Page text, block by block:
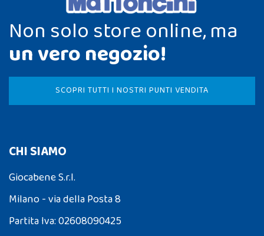
Non solo store online, ma
un vero negozio!
SCOPRI TUTTI I NOSTRI PUNTI VENDITA
CHI SIAMO
Giocabene S.r.l.
Milano - via della Posta 8
Partita Iva: 02608090425